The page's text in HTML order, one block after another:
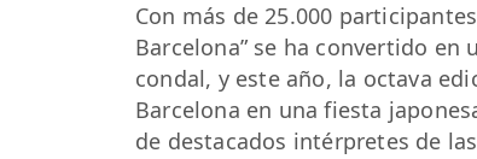
Con más de 25.000
Barcelona” se ha convertido
condal, y este año, la octava
Barcelona en una fiesta
de destacados intérpretes de